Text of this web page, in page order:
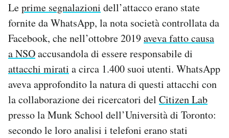
Leprime segnalazioni dell’attacco erano state
fornite da WhatsApp, la nota società controllata da
Facebook, che nell’ottobre 2019aveva fatto causa
a NSOaccusandola di essere responsabile di
attacchi mirati a circa 1.400 suoi utenti. WhatsApp
aveva approfondito la natura di questi attacchi con
la collaborazione dei ricercatori del Citizen Lab
presso la Munk School dell’Università di Toronto:
secondo le loro analisi i telefoni erano stati